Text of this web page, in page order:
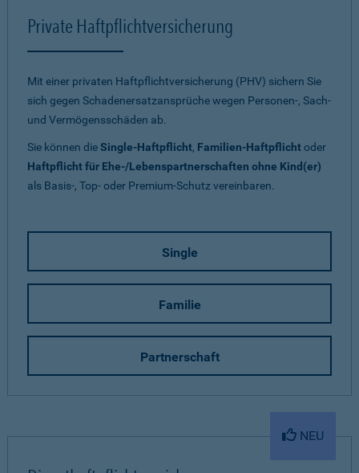
Private Haftpflichtversicherung
Mit einer privaten Haftpflichtversicherung (PHV) sichern Sie
sich gegen Schadenersatzansprüche wegen Personen-, Sach-
und Vermögensschäden ab.
Sie können dieSingle-Haftpflicht, Familien-Haftpflichtoder
Haftpflicht für Ehe-/Lebenspartnerschaften ohne Kind(er)
als Basis-, Top- oder Premium-Schutz vereinbaren.
Single
Familie
Partnerschaft
NEU